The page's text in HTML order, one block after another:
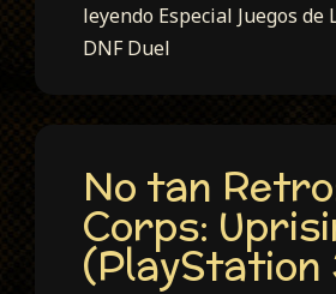
leyendo Especial Juegos de
DNF Duel
No tan
Corps:
(PlayStation